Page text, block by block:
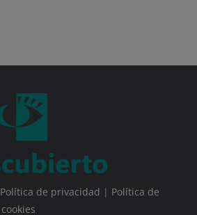
Política de privacidad | Política de
cookies